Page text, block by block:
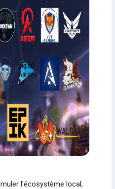
l'écosystème local,